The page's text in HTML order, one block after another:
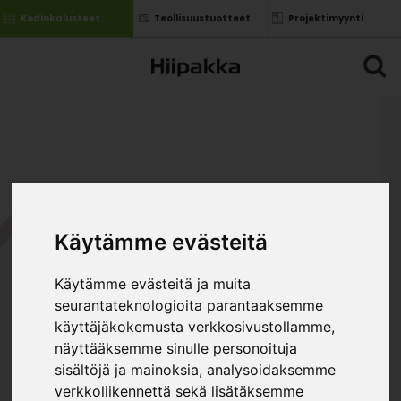
Käytämme evästeitä
Käytämme evästeitä ja muita
seurantateknologioita parantaaksemme
käyttäjäkokemusta verkkosivustollamme,
näyttääksemme sinulle personoituja
sisältöjä ja mainoksia, analysoidaksemme
verkkoliikennettä sekä lisätäksemme
Kodinkalusteet Teollisuustuotteet Projektimyynti